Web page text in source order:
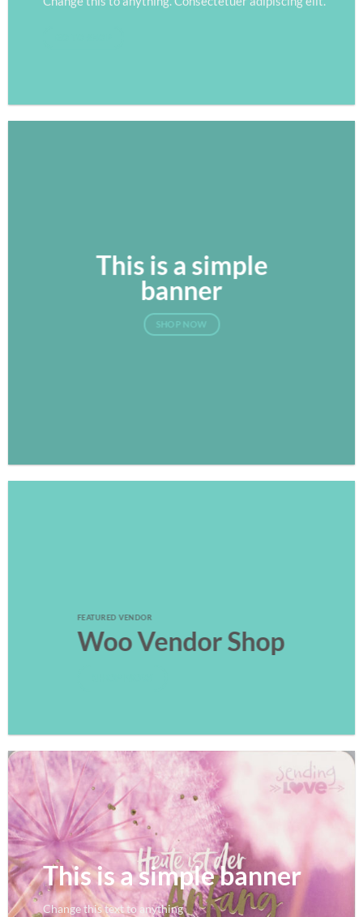
This is a simple
banner
SHOP NOW
FEATURED VENDOR
Woo Vendor Shop
This is a simple banner
Change this text to anything